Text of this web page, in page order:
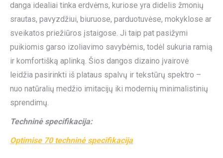
danga idealiai tinka erdvėms, kuriose yra didelis žmonių
srautas, pavyzdžiui, biuruose, parduotuvėse, mokyklose ar
sveikatos priežiūros įstaigose. Ji taip pat pasižymi
puikiomis garso izoliavimo savybėmis, todėl sukuria ramią
ir komfortišką aplinką. Šios dangos dizaino įvairovė
leidžia pasirinkti iš plataus spalvų ir tekstūrų spektro –
nuo natūralių medžio imitacijų iki modernių minimalistinių
sprendimų.
Techninė specifikacija:
Optimise 70 techninė specifikacija